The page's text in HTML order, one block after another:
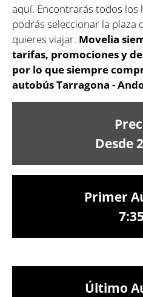
aquí. Encontrarás todos
podrás seleccionar la plaza
quieres viajar. Movelia
tarifas, promociones y
por lo que siempre
autobús Tarragona -
Desde
Primer
Último